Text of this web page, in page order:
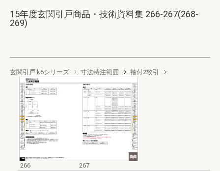
15年度玄関引戸商品・技術資料集 266-267(268-
269)
玄関引戸 k6シリーズ 寸法特注範囲 袖付2枚引
266
267